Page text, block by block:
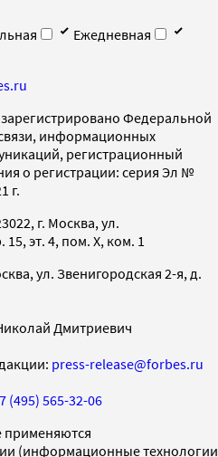
Ежедневная
зарегистрировано Федеральной
информационных
регистрационный
о регистрации: серия Эл №
г.
г. Москва, ул.
эт. 4, пом. X, ком. 1
ул. Звенигородская 2-я, д.
Дмитриевич
press-release@forbes.ru
(495) 565-32-06
(информационные технологии